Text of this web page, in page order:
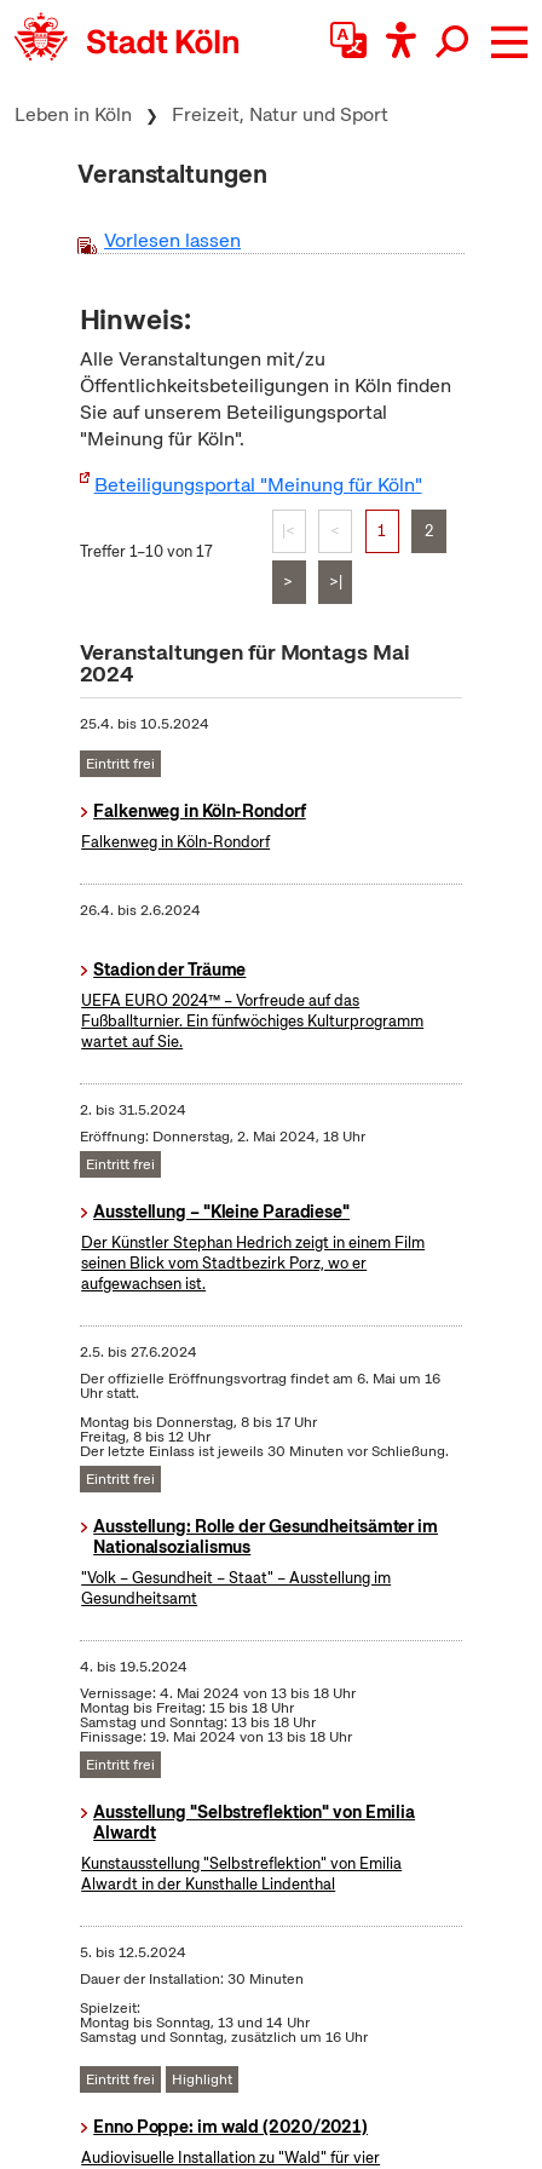
zum Inhalt springen
Leben in Köln Freizeit, Natur und Sport
Veranstaltungen
Vorlesen lassen
Hinweis:
Alle Veranstaltungen mit/zu
Öffentlichkeitsbeteiligungen in Köln finden
Sie auf unserem Beteiligungsportal
"Meinung für Köln".
Beteiligungsportal "Meinung für Köln"
Treffer 1–10 von 17
|< < 1 2
> >|
Veranstaltungen für Montags Mai
2024
25.4. bis10.5.2024
Eintritt frei
Falkenweg in Köln-Rondorf
Falkenweg in Köln-Rondorf
26.4. bis2.6.2024
Stadion der Träume
UEFA EURO 2024™ – Vorfreude auf das
Fußballturnier. Ein fünfwöchiges Kulturprogramm
wartet auf Sie.
2. bis31.5.2024
Eröffnung: Donnerstag, 2. Mai 2024, 18 Uhr
Eintritt frei
Ausstellung – "Kleine Paradiese"
Der Künstler Stephan Hedrich zeigt in einem Film
seinen Blick vom Stadtbezirk Porz, wo er
aufgewachsen ist.
2.5. bis27.6.2024
Der offizielle Eröffnungsvortrag findet am 6. Mai um 16
Uhr statt.
Montag bis Donnerstag, 8 bis 17 Uhr
Freitag, 8 bis 12 Uhr
Der letzte Einlass ist jeweils 30 Minuten vor Schließung.
Eintritt frei
Ausstellung: Rolle der Gesundheitsämter im
Nationalsozialismus
"Volk – Gesundheit – Staat" – Ausstellung im
Gesundheitsamt
4. bis19.5.2024
Vernissage: 4. Mai 2024 von 13 bis 18 Uhr
Montag bis Freitag: 15 bis 18 Uhr
Samstag und Sonntag: 13 bis 18 Uhr
Finissage: 19. Mai 2024 von 13 bis 18 Uhr
Eintritt frei
Ausstellung "Selbstreflektion" von Emilia
Alwardt
Kunstausstellung "Selbstreflektion" von Emilia
Alwardt in der Kunsthalle Lindenthal
5. bis12.5.2024
Dauer der Installation: 30 Minuten
Spielzeit:
Montag bis Sonntag, 13 und 14 Uhr
Samstag und Sonntag, zusätzlich um 16 Uhr
Eintritt frei Highlight
Enno Poppe: im wald (2020/2021)
Audiovisuelle Installation zu "Wald" für vier